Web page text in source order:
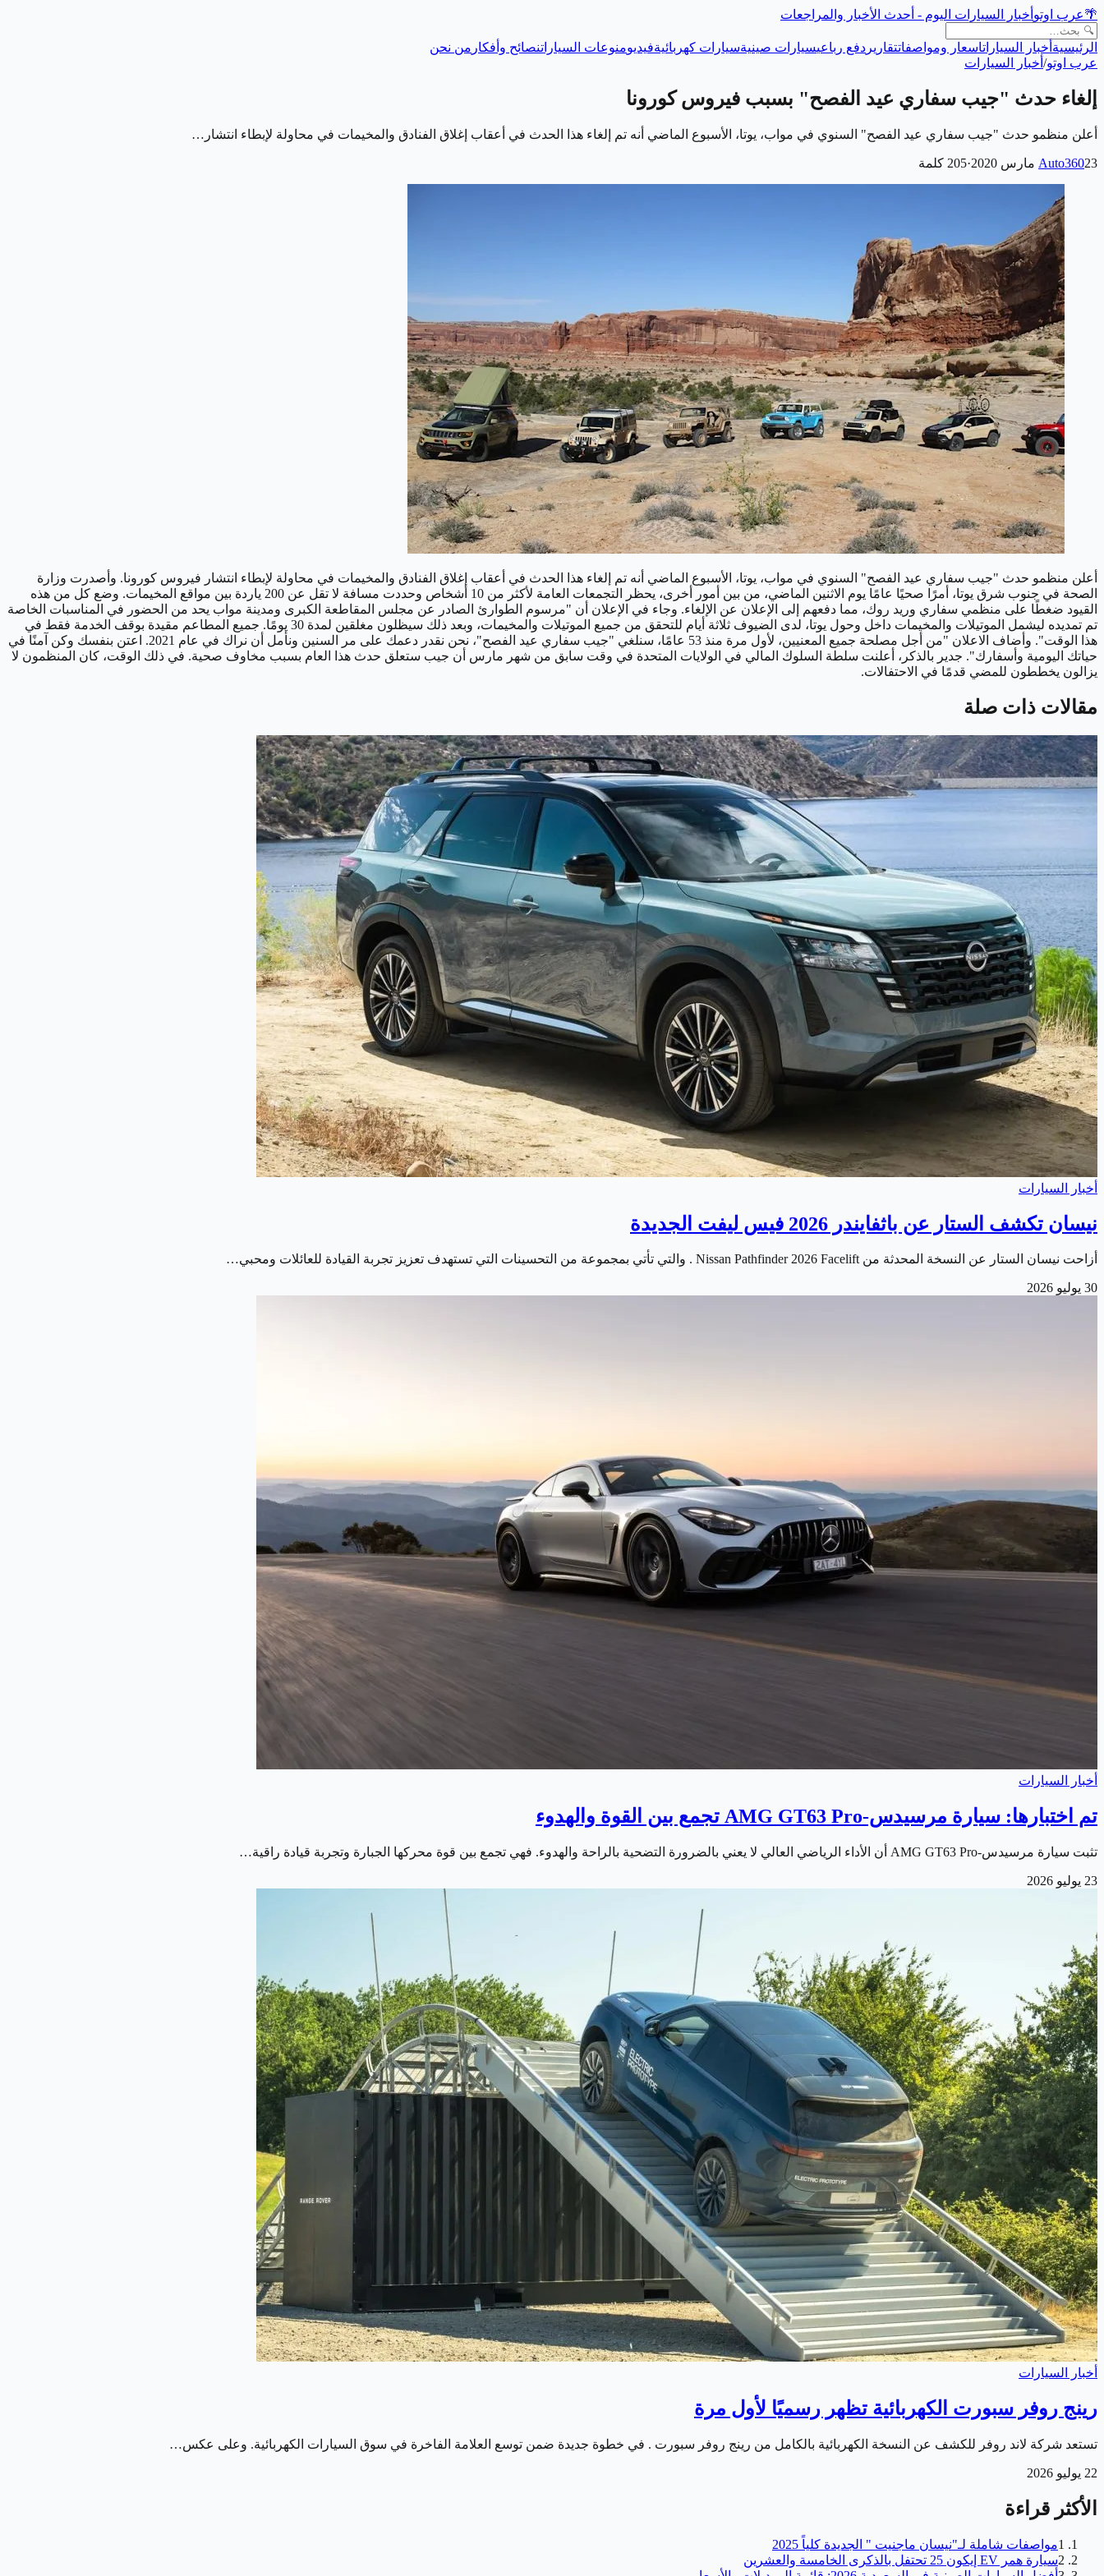
🌴عرب اوتو أخبار السيارات اليوم - أحدث الأخبار والمراجعات
الرئيسية أخبار السياراتاسعار ومواصفاتتقارير دفع رباعيسيارات صينيةسيارات كهربائيةفيديومنوعات السياراتنصائح وأفكار من نحن
عرب اوتو/ أخبار السيارات
إلغاء حدث "جيب سفاري عيد الفصح" بسبب فيروس كورونا
أعلن منظمو حدث "جيب سفاري عيد الفصح" السنوي في مواب، يوتا، الأسبوع الماضي أنه تم إلغاء هذا الحدث في أعقاب إغلاق الفنادق والمخيمات في محاولة لإبطاء انتشار…
Auto36023 مارس 2020 ·
205 كلمة
أعلن منظمو حدث "جيب سفاري عيد الفصح" السنوي في مواب، يوتا، الأسبوع الماضي أنه تم إلغاء هذا الحدث في أعقاب إغلاق الفنادق والمخيمات في محاولة لإبطاء انتشار فيروس كورونا. وأصدرت وزارة
الصحة في جنوب شرق يوتا، أمرًا صحيًا عامًا يوم الاثنين الماضي، من بين أمور أخرى، يحظر التجمعات العامة لأكثر من 10 أشخاص وحددت مسافة لا تقل عن 200 ياردة بين مواقع المخيمات.
وضع كل من هذه
القيود ضغطًا على منظمي سفاري وريد روك، مما دفعهم إلى الإعلان عن الإلغاء. وجاء في الإعلان أن "مرسوم الطوارئ الصادر عن مجلس المقاطعة الكبرى ومدينة مواب يحد من الحضور في المناسبات الخاصة
تم تمديده ليشمل الموتيلات والمخيمات داخل وحول يوتا، لدى الضيوف ثلاثة أيام للتحقق من جميع الموتيلات والمخيمات، وبعد ذلك سيظلون مغلقين لمدة 30 يومًا. جميع المطاعم مقيدة بوقف الخدمة فقط في
هذا الوقت".
وأضاف الاعلان "من أجل مصلحة جميع المعنيين، لأول مرة منذ 53 عامًا، سنلغي "جيب سفاري عيد الفصح"، نحن نقدر دعمك على مر السنين ونأمل أن نراك في عام 2021. اعتن بنفسك وكن آمنًا في
حياتك اليومية وأسفارك". جدير بالذكر، أعلنت سلطة السلوك المالي في الولايات المتحدة في وقت سابق من شهر مارس أن جيب ستعلق حدث هذا العام بسبب مخاوف صحية. في ذلك الوقت، كان المنظمون لا
يزالون يخططون للمضي قدمًا في الاحتفالات.
مقالات ذات صلة
أخبار السيارات
نيسان تكشف الستار عن باثفايندر 2026 فيس ليفت الجديدة
أزاحت نيسان الستار عن النسخة المحدثة من Nissan Pathfinder 2026 Facelift . والتي تأتي بمجموعة من التحسينات التي تستهدف تعزيز تجربة القيادة للعائلات ومحبي…
30 يوليو 2026
أخبار السيارات
تم اختبارها: سيارة مرسيدس-AMG GT63 Pro تجمع بين القوة والهدوء
تثبت سيارة مرسيدس-AMG GT63 Pro أن الأداء الرياضي العالي لا يعني بالضرورة التضحية بالراحة والهدوء. فهي تجمع بين قوة محركها الجبارة وتجربة قيادة راقية…
23 يوليو 2026
أخبار السيارات
رينج روفر سبورت الكهربائية تظهر رسميًا لأول مرة
تستعد شركة لاند روفر للكشف عن النسخة الكهربائية بالكامل من رينج روفر سبورت . في خطوة جديدة ضمن توسع العلامة الفاخرة في سوق السيارات الكهربائية. وعلى عكس…
22 يوليو 2026
الأكثر قراءة
1مواصفات شاملة لـ"نيسان ماجنيت " الجديدة كلياً 2025
2سيارة همر EV إيكون 25 تحتفل بالذكرى الخامسة والعشرين